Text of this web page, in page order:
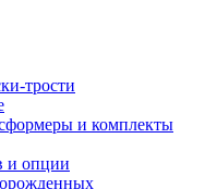
трости
и комплекты
и опции